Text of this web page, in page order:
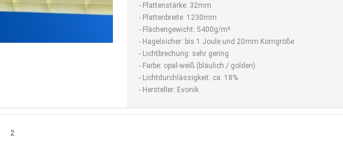
- Plattenstärke: 32mm
- Plattenbreite: 1230mm
- Flächengewicht: 5400g/m²
- Hagelsicher: bis 1 Joule und 20mm Korngröße
- Lichtbrechung: sehr gering
- Farbe: opal-weiß (bläulich / golden)
- Lichtdurchlässigkeit: ca. 18%
- Hersteller: Evonik
Sie lesen gerade Seite
2